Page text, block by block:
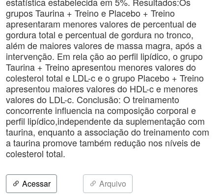
grupos Taurina + Treino e Placebo + Treino
apresentaram menores valores de percentual de
gordura total e percentual de gordura no tronco,
além de maiores valores de massa magra, após a
intervenção. Em rela ção ao perfil lipídico, o grupo
Taurina + Treino apresentou menores valores do
colesterol total e LDL-c e o grupo Placebo + Treino
apresentou maiores valores do HDL-c e menores
valores do LDL-c. Conclusão: O treinamento
concorrente influencia na composição corporal e
perfil lipídico,independente da suplementação com
taurina, enquanto a associação do treinamento com
a taurina promove também redução nos níveis de
colesterol total.
Acessar Arquivo